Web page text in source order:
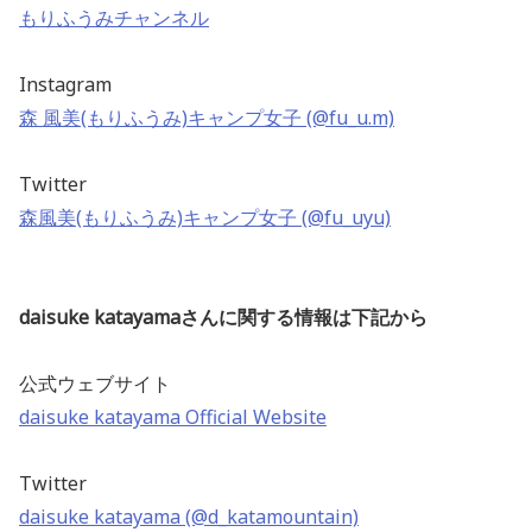
もりふうみチャンネル
Instagram
森 風美(もりふうみ)キャンプ女子 (@fu_u.m)
Twitter
森風美(もりふうみ)キャンプ女子 (@fu_uyu)
daisuke katayamaさんに関する情報は下記から
公式ウェブサイト
daisuke katayama Official Website
Twitter
daisuke katayama (@d_katamountain)